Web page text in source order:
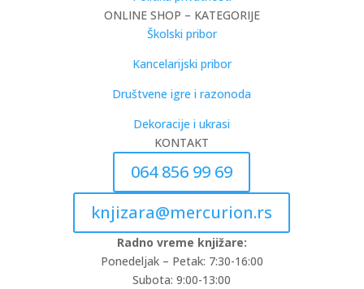
ONLINE SHOP – KATEGORIJE
Školski pribor
Kancelarijski pribor
Društvene igre i razonoda
Dekoracije i ukrasi
KONTAKT
064 856 99 69
knjizara@mercurion.rs
Radno vreme knjižare:
Ponedeljak – Petak: 7:30-16:00
Subota: 9:00-13:00